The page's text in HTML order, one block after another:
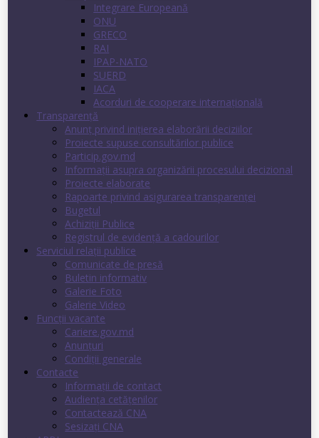
Integrare Europeană
ONU
GRECO
RAI
IPAP-NATO
SUERD
IACA
Acorduri de cooperare internaţională
Transparenţă
Anunț privind inițierea elaborării deciziilor
Proiecte supuse consultărilor publice
Particip.gov.md
Informații asupra organizării procesului decizional
Proiecte elaborate
Rapoarte privind asigurarea transparenţei
Bugetul
Achiziții Publice
Registrul de evidenţă a cadourilor
Serviciul relații publice
Comunicate de presă
Buletin informativ
Galerie Foto
Galerie Video
Funcții vacante
Cariere.gov.md
Anunţuri
Condiţii generale
Contacte
Informații de contact
Audienţa cetăţenilor
Contactează CNA
Sesizați CNA